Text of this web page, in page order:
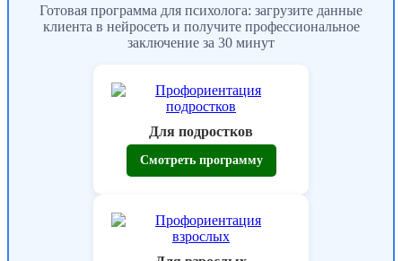
Готовая программа для психолога: загрузите данные
клиента в нейросеть и получите профессиональное
заключение за 30 минут
Для подростков
Смотреть программу